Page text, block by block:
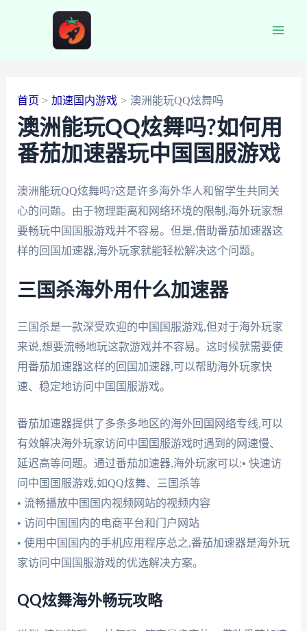
首页 加速国内游戏 澳洲能玩QQ炫舞吗
澳洲能玩QQ炫舞吗?如何用
番茄加速器玩中国国服游戏
澳洲能玩QQ炫舞吗?这是许多海外华人和留学生共同关
心的问题。由于物理距离和网络环境的限制,海外玩家想
要畅玩中国国服游戏并不容易。但是,借助番茄加速器这
样的回国加速器,海外玩家就能轻松解决这个问题。
三国杀海外用什么加速器
三国杀是一款深受欢迎的中国国服游戏,但对于海外玩家
来说,想要流畅地玩这款游戏并不容易。这时候就需要使
用番茄加速器这样的回国加速器,可以帮助海外玩家快
速、稳定地访问中国国服游戏。
番茄加速器提供了多条多地区的海外回国网络专线,可以
有效解决海外玩家访问中国国服游戏时遇到的网速慢、
延迟高等问题。通过番茄加速器,海外玩家可以:• 快速访
问中国国服游戏,如QQ炫舞、三国杀等
• 流畅播放中国国内视频网站的视频内容
• 访问中国国内的电商平台和门户网站
• 使用中国国内的手机应用程序总之,番茄加速器是海外玩
家访问中国国服游戏的优选解决方案。
QQ炫舞海外畅玩攻略